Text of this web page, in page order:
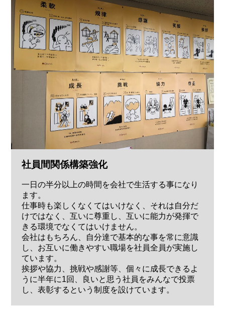
社員間関係構築強化
一日の半分以上の時間を会社で生活する事になり
ます。
仕事時も楽しくなくてはいけなく、それは自分だ
けではなく、互いに尊重し、互いに能力が発揮で
きる環境でなくてはいけません。
会社はもちろん、自分達で基本的な事を常に意識
し、お互いに働きやすい職場を社員全員が実施し
ています。
挨拶や協力、挑戦や感謝等、個々に成長できるよ
うに半年に1回、良いと思う社員をみんなで投票
し、表彰するという制度を設けています。